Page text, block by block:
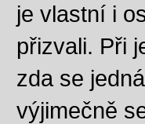
je vlastní i
přizvali. Při
zda se
výjimečně